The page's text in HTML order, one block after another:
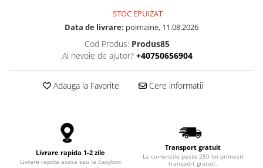
Periferice & PC
Folii Protectie Tastatura
Sport & Articole Outdoor
Ingrijire si Protectie Personala
Camping si Drumetii
Auto & Moto
STOC EPUIZAT
Data de livrare: poimaine, 11.08.2026
Cod Produs: Produs85
Ai nevoie de ajutor? +40750656904
Adauga la Favorite Cere informatii
Livrare rapida 1-2 zile
Livrare rapida acasa sau la Easybox
Transport gratuit
La comenzile peste 250 lei primesti
transport gratuit.